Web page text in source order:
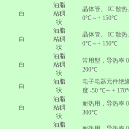
白
油脂
粘稠
状
晶体管、 IC 散热
0℃～+ 150℃
白
油脂
粘稠
状
晶体管、 IC 散热
0℃～+ 150℃
白
油脂
粘稠
状
常用型，导热率
200℃
白
油脂
状
电子电器元件绝
度 -50 ℃∽ +
白
油脂
粘稠
状
耐热用，导热率
300℃
油脂